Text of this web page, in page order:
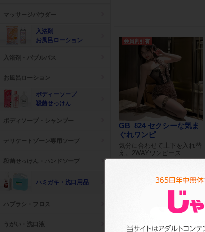
マッサージパウダー
入浴剤
お風呂ローション
入浴剤・バブルバス
お風呂ローション
ボディーソープ
殺菌せっけん
ボディソープ・シャンプー
デリケートゾーン専用ソープ
殺菌せっけん・ハンドソープ
ハミガキ・洗口用品
ハブラシ・フロス
うがい・洗口液
GB_824 セクシーな気ま
ぐれワンピ
気分に合わせて上下を入れ替
え。2WAYワンピース